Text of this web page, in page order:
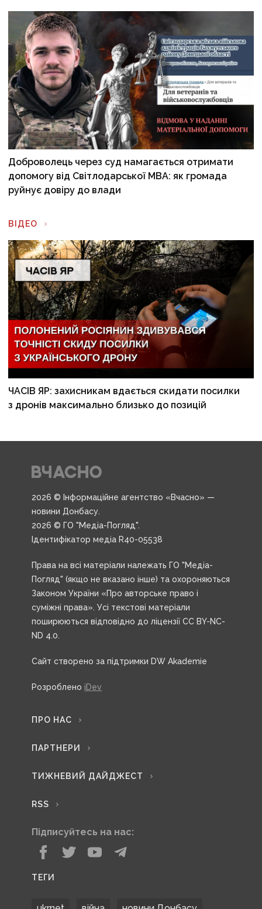
Доброволець через суд намагається отримати
допомогу від Світлодарської МВА: як громада
руйнує довіру до влади
ВІДЕО
ЧАСІВ ЯР: захисникам вдається скидати посилки
з дронів максимально близько до позицій
2026 © Інформаційне агентство «Вчасно» —
новини Донбасу.
2026 © ГО "Медіа-Погляд".
Ідентифікатор медіа R40-05538
Права на всі матеріали належать ГО "Медіа-
Погляд" (якщо не вказано інше) та охороняються
Законом України «Про авторське право і
суміжні права». Усі текстові матеріали
поширюються відповідно до ліцензії CC BY-NC-
ND 4.0.
Сайт створено за підтримки DW Akademie
Розроблено iDev
ПРО НАС
ПАРТНЕРИ
ТИЖНЕВИЙ ДАЙДЖЕСТ
RSS
Підписуйтесь на нас:
ТЕГИ